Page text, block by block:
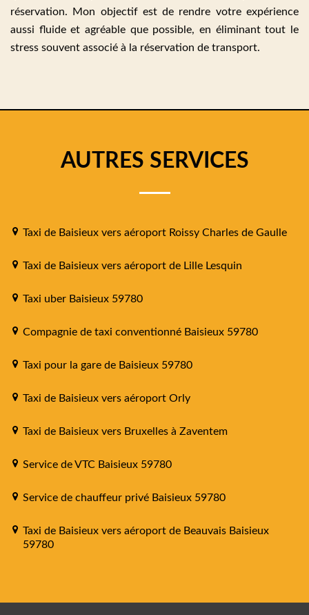
réservation. Mon objectif est de rendre votre expérience
aussi fluide et agréable que possible, en éliminant tout le
stress souvent associé à la réservation de transport.
AUTRES SERVICES
Taxi de Baisieux vers aéroport Roissy Charles de Gaulle
Taxi de Baisieux vers aéroport de Lille Lesquin
Taxi uber Baisieux 59780
Compagnie de taxi conventionné Baisieux 59780
Taxi pour la gare de Baisieux 59780
Taxi de Baisieux vers aéroport Orly
Taxi de Baisieux vers Bruxelles à Zaventem
Service de VTC Baisieux 59780
Service de chauffeur privé Baisieux 59780
Taxi de Baisieux vers aéroport de Beauvais Baisieux
59780